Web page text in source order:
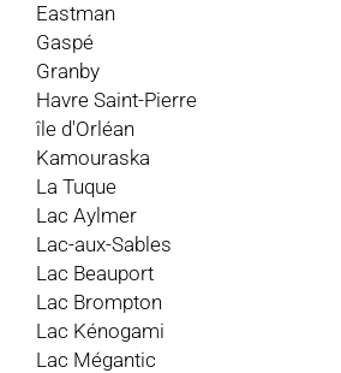
Eastman
Gaspé
Granby
Havre Saint-Pierre
île d'Orléan
Kamouraska
La Tuque
Lac Aylmer
Lac-aux-Sables
Lac Beauport
Lac Brompton
Lac Kénogami
Lac Mégantic